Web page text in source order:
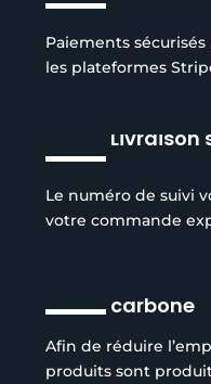
Paiements
les plateformes
Livraison
Le numéro de suivi
votre commande
carbone
Afin de réduire
produits sont